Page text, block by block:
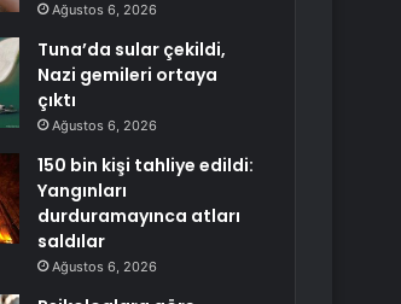
Ağustos 6, 2026
Tuna’da sular çekildi,
Nazi gemileri ortaya
çıktı
Ağustos 6, 2026
150 bin kişi tahliye edildi:
Yangınları
durduramayınca atları
saldılar
Ağustos 6, 2026